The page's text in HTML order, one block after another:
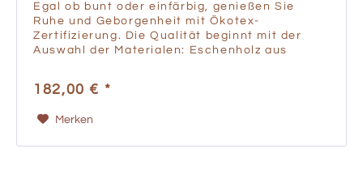
Egal ob bunt oder einfärbig, genießen Sie
Ruhe und Geborgenheit mit Ökotex-
Zertifizierung. Die Qualität beginnt mit der
Auswahl der Materialen: Eschenholz aus
182,00 € *
Merken